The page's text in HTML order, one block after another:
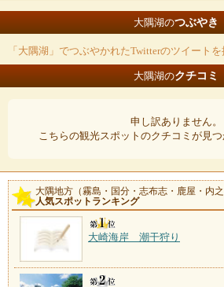
大隅湖のつぶやき
「大隅湖」でつぶやかれたTwitterのツイートを
大隅湖のクチコミ
申し訳ありません。
こちらの観光スポットのクチコミが見つ
大隅地方（霧島・国分・志布志・鹿屋・内之
人気スポットランキング
大崎海岸 潮干狩り